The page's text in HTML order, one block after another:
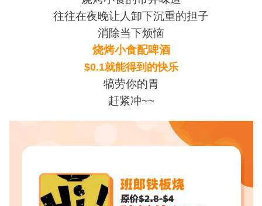
往往在夜晚让人卸下沉重的担子
消除当下烦恼
烧烤小食配啤酒
$0.1就能得到的快乐
犒劳你的胃
赶紧冲~~